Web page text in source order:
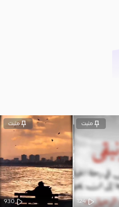
124
مثبت
930
مثبت